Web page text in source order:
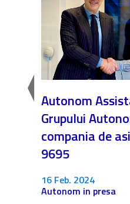
Autonom
Grupului
compania de
9695
16 Feb. 2024
Autonom in presa